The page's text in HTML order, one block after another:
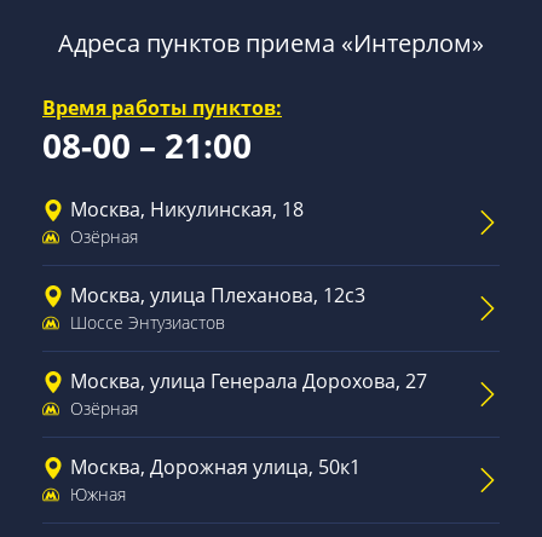
Адреса пунктов приема «Интерлом»
Время работы пунктов:
08-00 – 21:00
Москва, Никулинская, 18
Озёрная
Москва, улица Плеханова, 12с3
Шоссе Энтузиастов
Москва, улица Генерала Дорохова, 27
Озёрная
Москва, Дорожная улица, 50к1
Южная